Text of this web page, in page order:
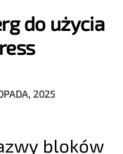
do użycia
2025
bloków